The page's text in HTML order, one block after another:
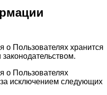
Пользователях хранится
о Пользователях
исключением следующих